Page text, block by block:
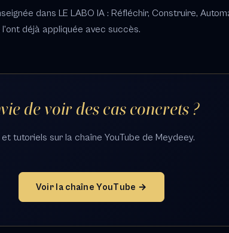
dans LE LABO IA : Réfléchir, Construire,
déjà appliquée avec succès.
de voir des cas concrets ?
tutoriels sur la chaîne YouTube de Meydeey.
Voir la chaîne YouTube →